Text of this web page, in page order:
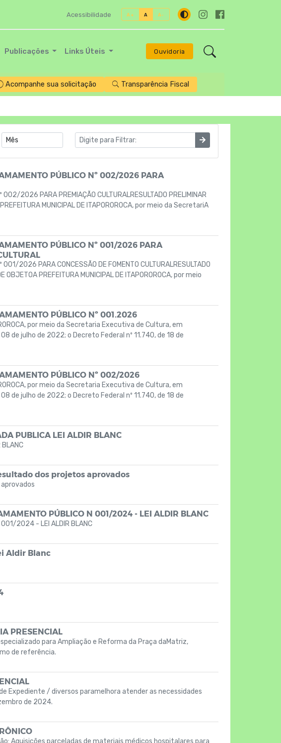
Acessibilidade A+ A A-
Publicações Links Úteis Ouvidoria
Acompanhe sua solicitação Transparência Fiscal
PÚBLICO Nº 002/2026 PARA
002/2026 PARA PREMIAÇÃO CULTURALRESULTADO PRELIMINAR
MUNICIPAL DE ITAPOROROCA, por meio da SecretariA
PÚBLICO Nº 001/2026 PARA
001/2026 PARA CONCESSÃO DE FOMENTO CULTURALRESULTADO
OBJETOA PREFEITURA MUNICIPAL DE ITAPOROROCA, por meio
PÚBLICO Nº 001.2026
por meio da Secretaria Executiva de Cultura, em
de julho de 2022; o Decreto Federal nº 11.740, de 18 de
PÚBLICO Nº 002/2026
por meio da Secretaria Executiva de Cultura, em
de julho de 2022; o Decreto Federal nº 11.740, de 18 de
PUBLICA LEI ALDIR BLANC
BLANC
dos projetos aprovados
PÚBLICO N 001/2024 - LEI ALDIR BLANC
001/2024 - LEI ALDIR BLANC
Aldir Blanc
PRESENCIAL
para Ampliação e Reforma da Praça daMatriz,
de referência.
Expediente / diversos paramelhora atender as necessidades
de 2024.
Aquisições parceladas de materiais médicos hospitalares para